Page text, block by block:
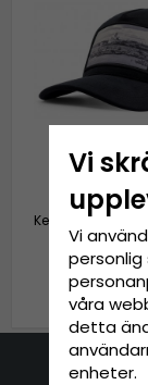
Keps - Gårda
Helsinki
349
Vi
Vi
personlig
våra
detta
enheter.